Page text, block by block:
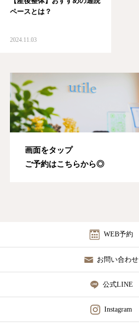
ペースとは？
2024.11.03
画面をタップ
ご予約はこちらから◎
WEB予約
お問い合わせ
公式LINE
Instagram